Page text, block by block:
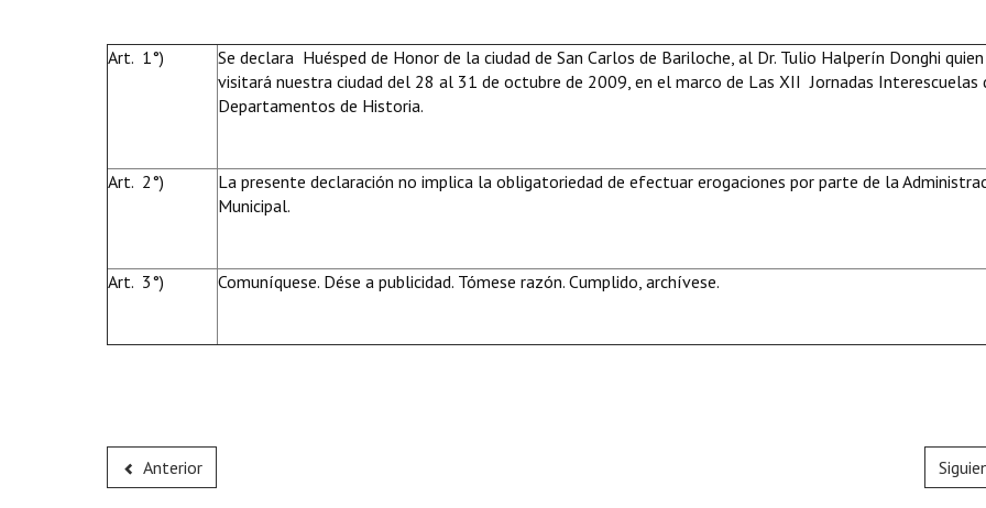
Art. 1°)
Se declara Huésped de Honor de la ciudad de San Carlos de Bariloche, al Dr. Tulio Halperín Donghi quien
visitará nuestra ciudad del 28 al 31 de octubre de 2009, en el marco de Las XII Jornadas Interescuelas
Departamentos de Historia.
Art. 2°)
La presente declaración no implica la obligatoriedad de efectuar erogaciones por parte de la
Municipal.
Art. 3°) Comuníquese. Dése a publicidad. Tómese razón. Cumplido, archívese.
Anterior